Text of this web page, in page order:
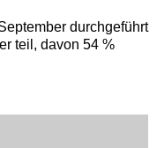
durchgeführt
teil, davon 54 %